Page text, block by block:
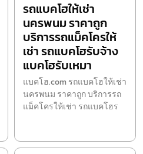
รถแบคโฮให้เช่า
นครพนม ราคาถูก
บริการรถแม็คโครให้
เช่า รถแบคโฮรับจ้าง
แบคโฮรับเหมา
แบคโฮ.com รถแบคโฮให้เช่า
นครพนม ราคาถูก บริการรถ
แม็คโครให้เช่า รถแบคโฮร